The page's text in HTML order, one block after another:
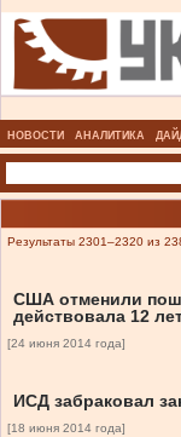
НОВОСТИ АНАЛИТИКА
Результаты 2301–2320 из
США отменили
действовала 12
[24 июня 2014 года]
ИСД забраковал
[18 июня 2014 года]